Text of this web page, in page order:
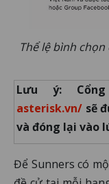
Thể lệ bình
Lưu ý:
asterisk.vn/ sẽ
và đóng lại vào
Để Sunners có